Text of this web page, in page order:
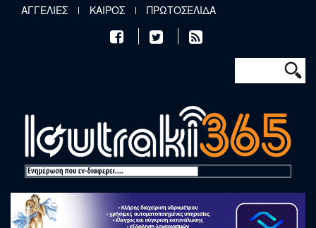
Παράκαμψη προς το κυρίως περιεχόμενο
ΑΓΓΕΛΙΕΣ ΚΑΙΡΟΣ ΠΡΩΤΟΣΕΛΙΔΑ
Φόρμα
Αναζήτηση